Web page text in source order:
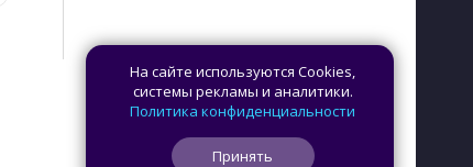
На сайте используются Cookies,
системы рекламы и аналитики.
Политика конфиденциальности
Принять